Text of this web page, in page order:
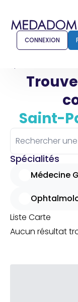
Comment
Pharmacien
CONNEXION
Saint-
Spécialités
Médecine
Liste Carte
Aucun résultat